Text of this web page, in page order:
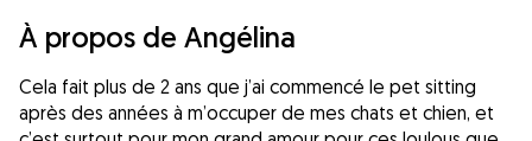
À propos de Angélina
Cela fait plus de 2 ans que j’ai commencé le pet sitting
après des années à m’occuper de mes chats et chien, et